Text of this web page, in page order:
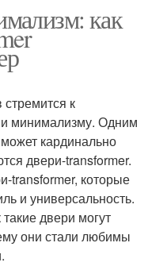
как
к
и минимализму. Одним
кардинально
двери-transformer.
transformer, которые
и универсальность.
двери могут
они стали любимы